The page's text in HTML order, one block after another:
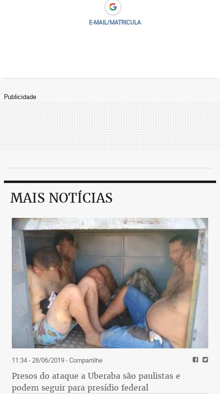
E-MAIL/MATRICULA
Publicidade
MAIS NOTÍCIAS
11:34 - 28/06/2019- Compartilhe
Presos do ataque a Uberaba são paulistas e
podem seguir para presídio federal